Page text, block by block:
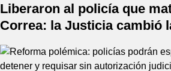
Liberaron al policía que
Correa: la Justicia cambió